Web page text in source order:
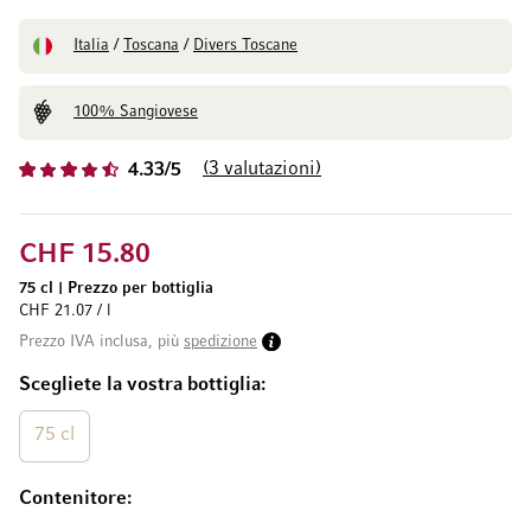
4.33/5 3 valutazioni
Italia / Toscana / Divers Toscane
100% Sangiovese
Scegliete la vostra bottiglia
75 cl
Contenitore
CHF 15.80
75 cl
Prezzo per bottiglia
CHF 21.07 / l
Prezzo IVA inclusa, più spedizione